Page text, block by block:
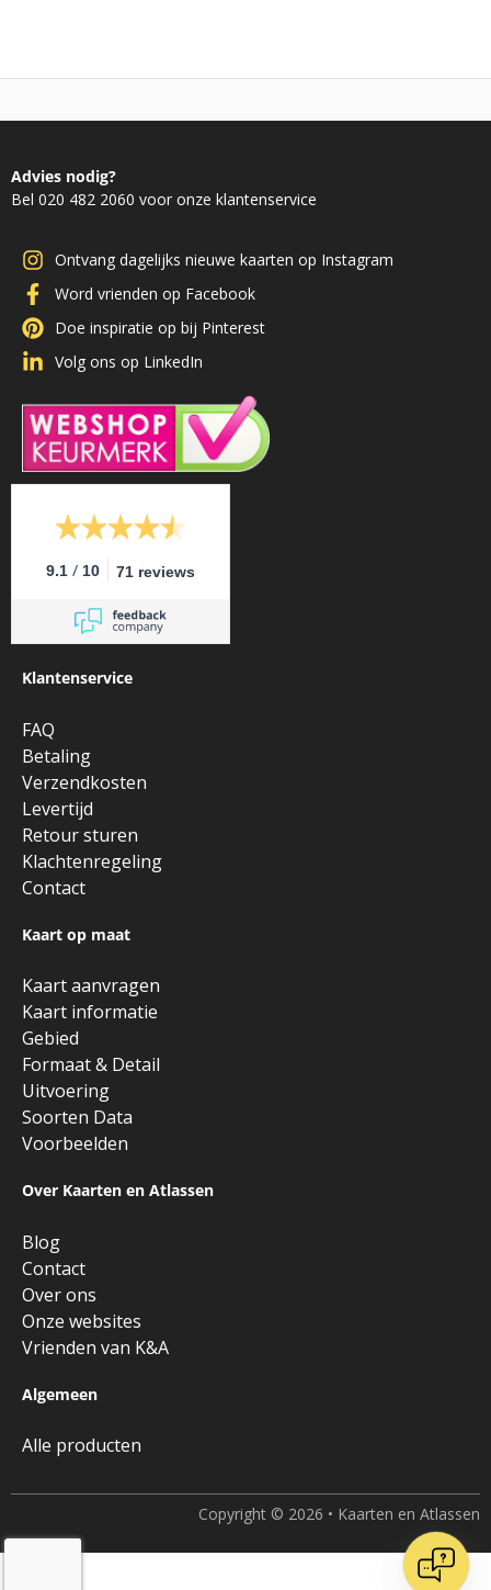
Advies nodig?
Bel 020 482 2060 voor onze klantenservice
Ontvang dagelijks nieuwe kaarten op Instagram
Word vrienden op Facebook
Doe inspiratie op bij Pinterest
Volg ons op LinkedIn
9.1 / 10 71 reviews
Klantenservice
FAQ
Betaling
Verzendkosten
Levertijd
Retour sturen
Klachtenregeling
Contact
Kaart op maat
Kaart aanvragen
Kaart informatie
Gebied
Formaat & Detail
Uitvoering
Soorten Data
Voorbeelden
Over Kaarten en Atlassen
Blog
Contact
Over ons
Onze websites
Vrienden van K&A
Algemeen
Alle producten
Copyright © 2026 • Kaarten en Atlassen